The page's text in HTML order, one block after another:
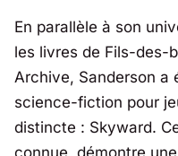
En parallèle à son
les livres de Fils-des-
Archive, Sanderson a
science-fiction pour
distincte : Skyward.